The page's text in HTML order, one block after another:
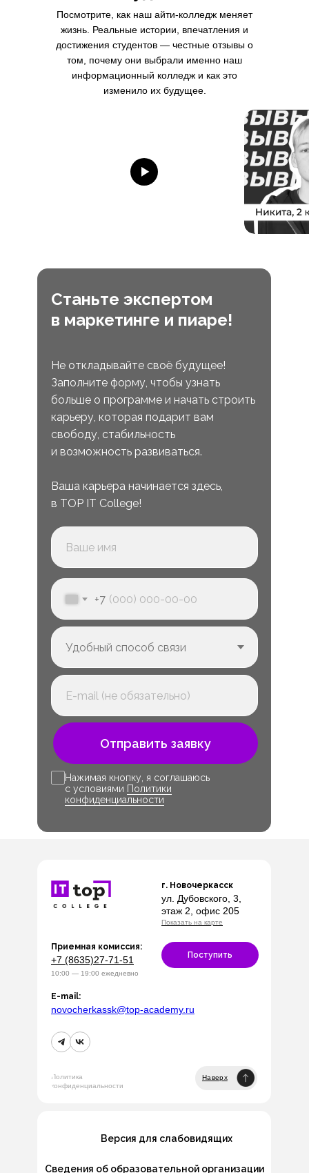
Посмотрите, как наш айти-колледж меняет
жизнь. Реальные истории, впечатления и
достижения студентов — честные отзывы о
том, почему они выбрали именно наш
информационный колледж и как это
изменило их будущее.
Станьте экспертом
в маркетинге и пиаре!
Не откладывайте своё будущее!
Заполните форму, чтобы узнать
больше о программе и начать строить
карьеру, которая подарит вам
свободу, стабильность
и возможность развиваться.
Ваша карьера начинается здесь,
в TOP IT College!
+7
Отправить заявку
Нажимая кнопку, я соглашаюсь
с условиями Политики
конфиденциальности
Наверх
Политика
конфиденциальности
10:00 — 19:00 ежедневно
г. Новочеркасск
novocherkassk@top-academy.ru
E-mail:
Приемная комиссия:
ул. Дубовского, 3,
этаж 2, офис 205
Показать на карте
Поступить
+7 (8635)27-71-51
Версия для слабовидящих
Сведения об образовательной организации